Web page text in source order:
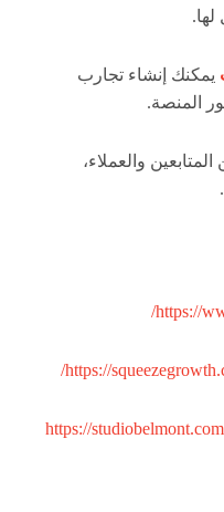
يمكنك إنشاء تجارب
المنصة.
والعملاء،
https://
https://
https://